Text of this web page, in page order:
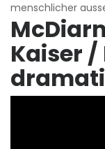
menschlicher
Kaiser